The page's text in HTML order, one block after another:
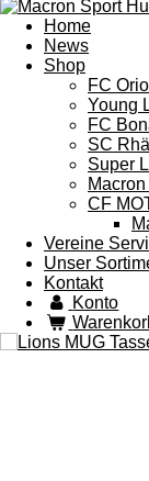
Home
News
Shop
FC
Young
FC
SC
Super
Macron
CF
Vereine
Unser
Kontakt
Konto